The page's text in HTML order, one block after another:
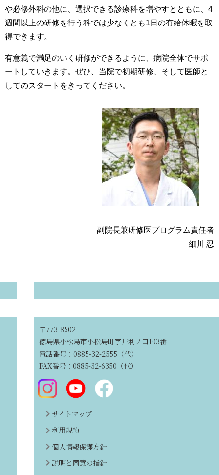
や必修外科の他に、選択できる診療科を増やすとともに、4
週間以上の研修を行う科では少なくとも1日の有給休暇を取
得できます。
有意義で満足のいく研修ができるように、病院全体でサポ
ートしていきます。ぜひ、当院で初期研修、そして医師と
してのスタートをきってください。
副院長兼研修医プログラム責任者
細川 忍
〒773-8502
徳島県小松島市小松島町字井利ノ口103番
電話番号：0885-32-2555（代）
FAX番号：0885-32-6350（代）
サイトマップ
利用規約
個人情報保護方針
説明と同意の指針